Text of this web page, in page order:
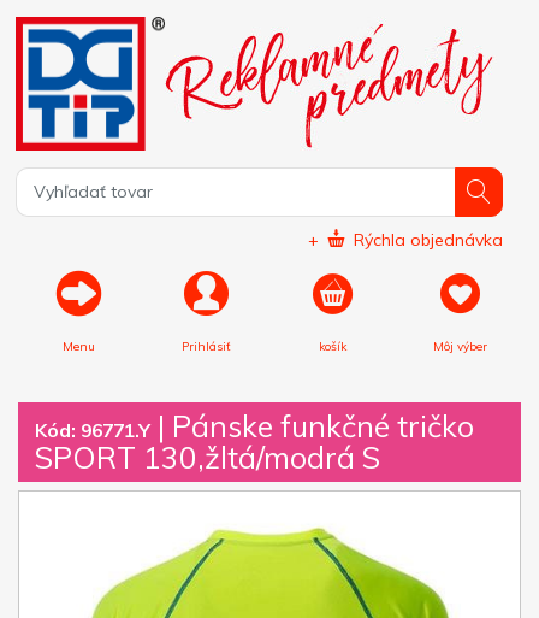
+ Rýchla objednávka
Menu Prihlásiť košík Môj výber
Kód: 96771.Y| Pánske funkčné tričko
SPORT 130,žltá/modrá S